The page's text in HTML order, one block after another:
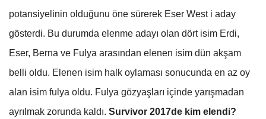
potansiyelinin olduğunu öne sürerek Eser West i aday
gösterdi. Bu durumda elenme adayı olan dört isim Erdi,
Eser, Berna ve Fulya arasından elenen isim dün akşam
belli oldu. Elenen isim halk oylaması sonucunda en az oy
alan isim fulya oldu. Fulya gözyaşları içinde yarışmadan
ayrılmak zorunda kaldı. Survivor 2017de kim elendi?